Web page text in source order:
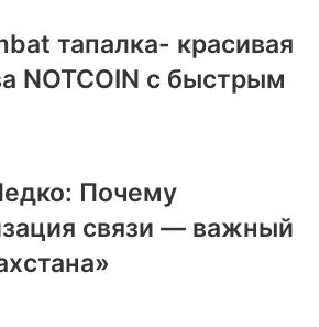
тапалка- красивая
NOTCOIN с быстрым
Почему
связи — важный